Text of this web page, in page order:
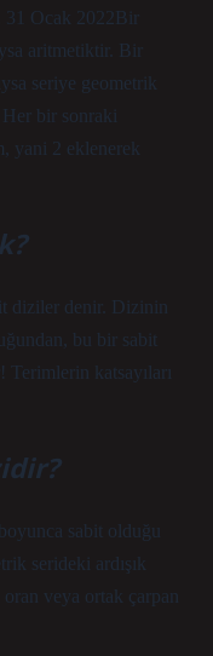
31 Ocak 2022Bir
aritmetiktir. Bir
seriye geometrik
bir sonraki
yani 2 eklenerek
diziler denir. Dizinin
bu bir sabit
katsayıları
sabit olduğu
serideki ardışık
veya ortak çarpan